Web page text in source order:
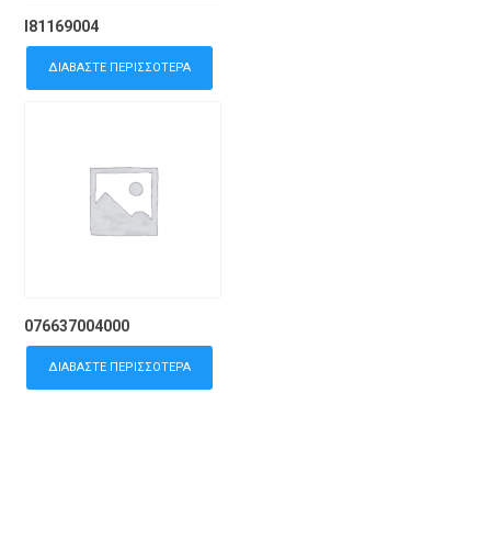
I81169004
ΔΙΑΒΆΣΤΕ ΠΕΡΙΣΣΌΤΕΡΑ
076637004000
ΔΙΑΒΆΣΤΕ ΠΕΡΙΣΣΌΤΕΡΑ